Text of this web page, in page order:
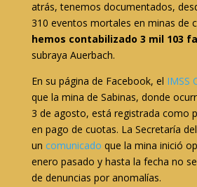
atrás, tenemos documentados,
310 eventos mortales en minas de
hemos contabilizado 3 mil 103
subraya Auerbach.
En su página de Facebook, el IMSS
que la mina de Sabinas, donde
3 de agosto, está registrada como
en pago de cuotas. La Secretaría
un comunicado que la mina inició
enero pasado y hasta la fecha no
de denuncias por anomalías.